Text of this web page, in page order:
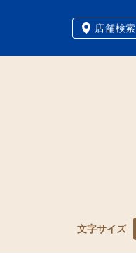
店舗検索
文字サイズ